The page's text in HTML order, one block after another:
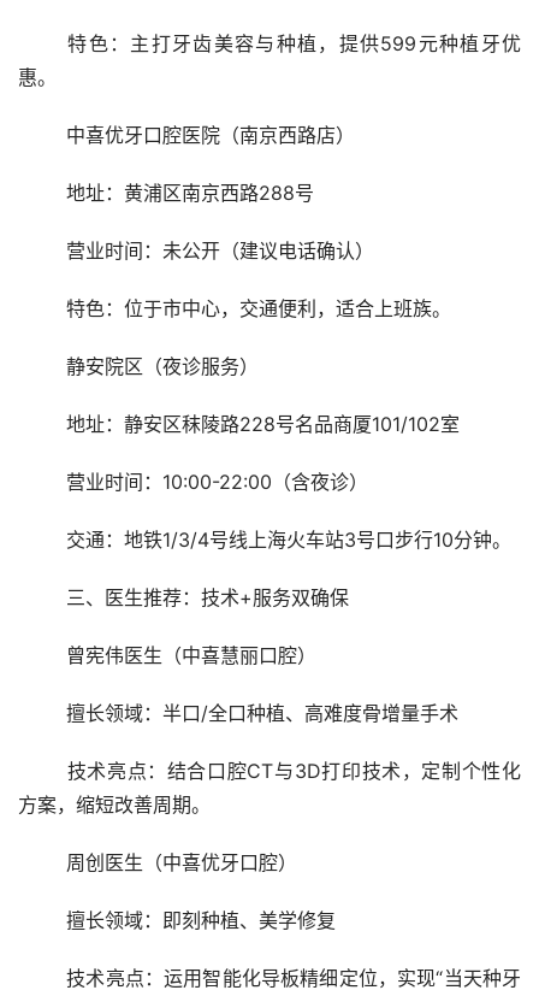
	特色：主打牙齿美容与种植，提供599元种植牙优
惠。
	中喜优牙口腔医院（南京西路店）
	地址：黄浦区南京西路288号
	营业时间：未公开（建议电话确认）
	特色：位于市中心，交通便利，适合上班族。
	静安院区（夜诊服务）
	地址：静安区秣陵路228号名品商厦101/102室
	营业时间：10:00-22:00（含夜诊）
	交通：地铁1/3/4号线上海火车站3号口步行10分钟。
	三、医生推荐：技术+服务双确保
	曾宪伟医生（中喜慧丽口腔）
	擅长领域：半口/全口种植、高难度骨增量手术
方案，缩短改善周期。
	周创医生（中喜优牙口腔）
	擅长领域：即刻种植、美学修复
	技术亮点：运用智能化导板精细定位，实现“当天种牙